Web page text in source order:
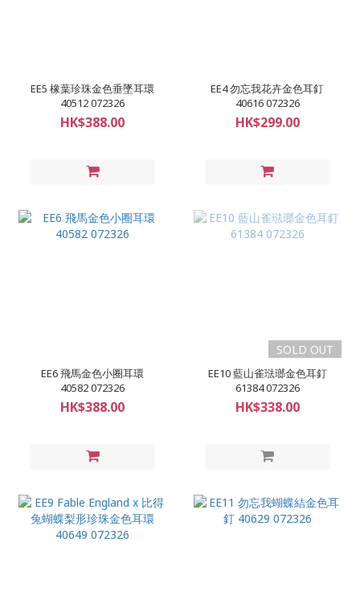
EE5 橡葉珍珠金色垂墜耳環
40512 072326
HK$388.00
EE4 勿忘我花卉金色耳釘
40616 072326
HK$299.00
EE6 飛馬金色小圈耳環
40582 072326
HK$388.00
SOLD OUT
EE10 藍山雀琺瑯金色耳釘
61384 072326
HK$338.00